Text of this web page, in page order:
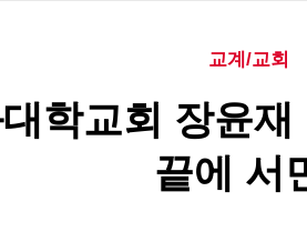
교계/교회
학교회 장윤
끝에 서